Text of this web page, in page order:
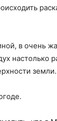
в очень
настолько
земли.